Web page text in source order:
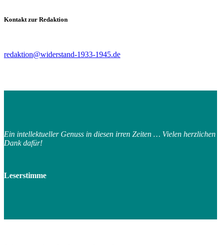
Kon­takt zur Redaktion
redaktion@​widerstand-​1933-​1945.​de
Ein in­tel­lek­tu­el­ler Ge­nuss in die­sen ir­ren Zei­ten … Vie­len herz­li­chen
Dank dafür!
Le­ser­stim­me